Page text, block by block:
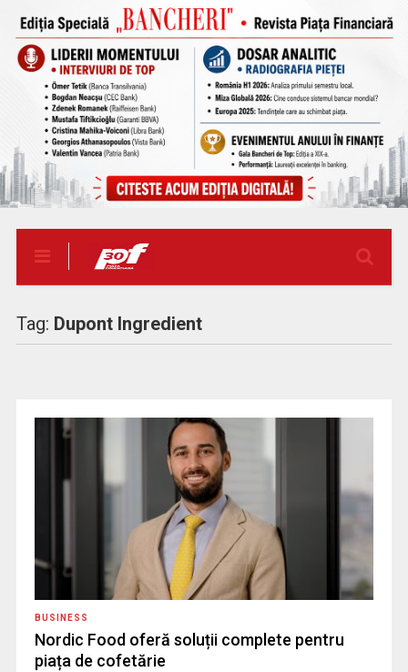
Tag: Dupont Ingredient
BUSINESS
Nordic Food oferă soluții complete pentru
piața de cofetărie